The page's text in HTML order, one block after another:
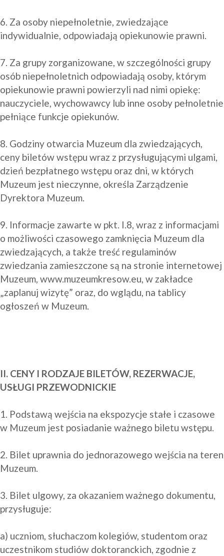
6. Za osoby niepełnoletnie, zwiedzające
indywidualnie, odpowiadają opiekunowie prawni.
7. Za grupy zorganizowane, w szczególności grupy
osób niepełnoletnich odpowiadają osoby, którym
opiekunowie prawni powierzyli nad nimi opiekę:
nauczyciele, wychowawcy lub inne osoby pełnoletnie
pełniące funkcje opiekunów.
8. Godziny otwarcia Muzeum dla zwiedzających,
ceny biletów wstępu wraz z przysługującymi ulgami,
dzień bezpłatnego wstępu oraz dni, w których
Muzeum jest nieczynne, określa Zarządzenie
Dyrektora Muzeum.
9. Informacje zawarte w pkt. I.8, wraz z informacjami
o możliwości czasowego zamknięcia Muzeum dla
zwiedzających, a także treść regulaminów
zwiedzania zamieszczone są na stronie internetowej
Muzeum, www.muzeumkresow.eu, w zakładce
„zaplanuj wizytę” oraz, do wglądu, na tablicy
ogłoszeń w Muzeum.
II. CENY I RODZAJE BILETÓW, REZERWACJE,
USŁUGI PRZEWODNICKIE
1. Podstawą wejścia na ekspozycje stałe i czasowe
w Muzeum jest posiadanie ważnego biletu wstępu.
2. Bilet uprawnia do jednorazowego wejścia na teren
Muzeum.
3. Bilet ulgowy, za okazaniem ważnego dokumentu,
przysługuje:
a) uczniom, słuchaczom kolegiów, studentom oraz
uczestnikom studiów doktoranckich, zgodnie z